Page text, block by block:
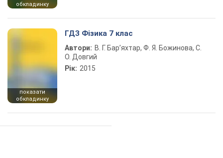
обкладинку
показати
обкладинку
ГДЗ Фізика 7 клас
Автори: В. Г. Бар’яхтар, Ф. Я. Божинова, С.
О. Довгий
Рік: 2015